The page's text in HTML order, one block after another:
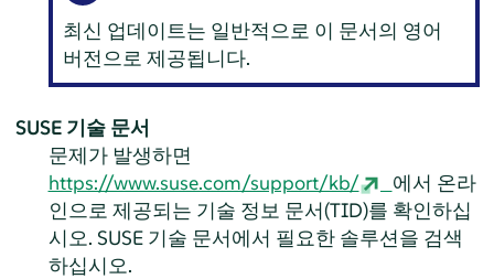
최신 업데이트는 일반적으로 이 문서의 영어
버전으로 제공됩니다.
SUSE 기술 문서
문제가 발생하면
https://www.suse.com/support/kb/
에서 온라
인으로 제공되는 기술 정보 문서(TID)를 확인하십
시오. SUSE 기술 문서에서 필요한 솔루션을 검색
하십시오.